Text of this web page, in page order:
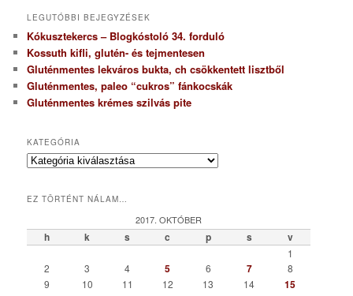
LEGUTÓBBI BEJEGYZÉSEK
Kókusztekercs – Blogkóstoló 34. forduló
Kossuth kifli, glutén- és tejmentesen
Gluténmentes lekváros bukta, ch csökkentett lisztből
Gluténmentes, paleo “cukros” fánkocskák
Gluténmentes krémes szilvás pite
KATEGÓRIA
K
e
r
EZ TÖRTÉNT NÁLAM…
2017. OKTÓBER
h k s c p s v
1
2
3 4 5 6 7
8
9
10 11 12 13 14 15